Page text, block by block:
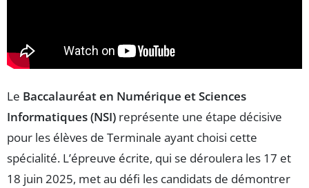
Le Baccalauréat en Numérique et Sciences
Informatiques (NSI) représente une étape décisive
pour les élèves de Terminale ayant choisi cette
spécialité. L’épreuve écrite, qui se déroulera les 17 et
18 juin 2025, met au défi les candidats de démontrer